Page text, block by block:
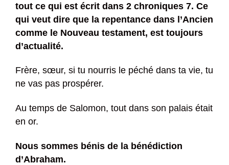
tout ce qui est écrit dans 2 chroniques 7. Ce
qui veut dire que la repentance dans l’Ancien
comme le Nouveau testament, est toujours
d’actualité.
Frère, sœur, si tu nourris le péché dans ta vie, tu
ne vas pas prospérer.
Au temps de Salomon, tout dans son palais était
en or.
Nous sommes bénis de la bénédiction
d’Abraham.